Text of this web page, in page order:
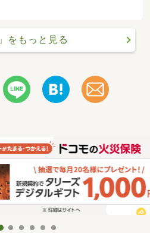
」をもっと見る